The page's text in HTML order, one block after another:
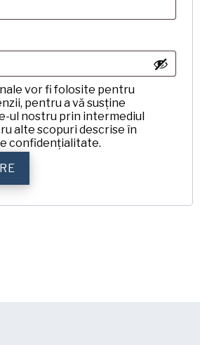
vor fi folosite pentru
pentru a vă susține
ul nostru prin intermediul
alte scopuri descrise în
confidențialitate.